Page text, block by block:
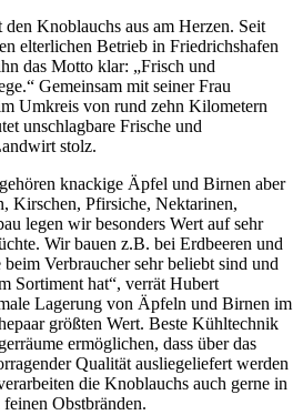
Knoblauchs aus am Herzen. Seit
elterlichen Betrieb in Friedrichshafen
das Motto klar: „Frisch und
Gemeinsam mit seiner Frau
Umkreis von rund zehn Kilometern
unschlagbare Frische und
stolz.
knackige Äpfel und Birnen aber
Kirschen, Pfirsiche, Nektarinen,
legen wir besonders Wert auf sehr
Wir bauen z.B. bei Erdbeeren und
Verbraucher sehr beliebt sind und
Sortiment hat“, verrät Hubert
Lagerung von Äpfeln und Birnen im
größten Wert. Beste Kühltechnik
ermöglichen, dass über das
Qualität ausliegeliefert werden
die Knoblauchs auch gerne in
Obstbränden.